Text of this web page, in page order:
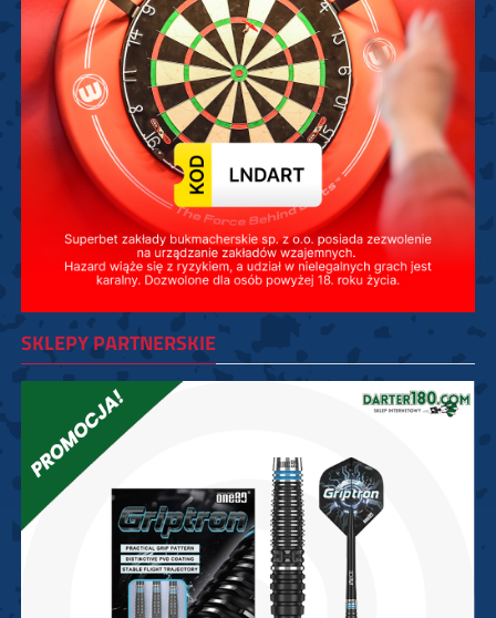
SKLEPY PARTNERSKIE